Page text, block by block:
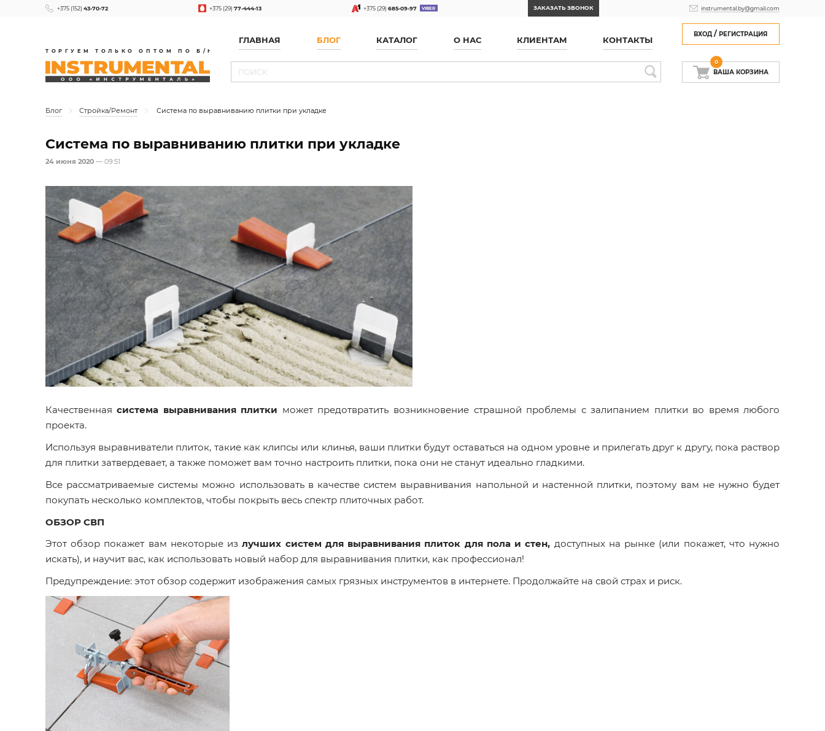
+375 (152) 43-70-72 +375 (29)77-444-13 +375 (29)685-09-97 ЗАКАЗАТЬ ЗВОНОК instrumental.by@gmail.com
ТОРГУЕМ ТОЛЬКО ОПТОМ ПО Б/Н
ГЛАВНАЯ БЛОГ КАТАЛОГ О НАС КЛИЕНТАМ КОНТАКТЫ
ВХОД /РЕГИСТРАЦИЯ
0
ВАША КОРЗИНА
Блог Стройка/Ремонт Система по выравниванию плитки при укладке
Система по выравниванию плитки при укладке
24 июня 2020— 09:51
Качественнаясистема выравнивания плитки может предотвратить возникновение страшной проблемы с залипанием плитки во время любого
проекта.
Используя выравниватели плиток, такие как клипсы или клинья, ваши плитки будут оставаться на одном уровне и прилегать друг к другу, пока раствор
для плитки затвердевает, а также поможет вам точно настроить плитки, пока они не станут идеально гладкими.
Все рассматриваемые системы можно использовать в качестве систем выравнивания напольной и настенной плитки, поэтому вам не нужно будет
покупать несколько комплектов, чтобы покрыть весь спектр плиточных работ.
ОБЗОР СВП
Этот обзор покажет вам некоторые излучших систем для выравнивания плиток для пола и стен, доступных на рынке (или покажет, что нужно
искать), и научит вас, как использовать новый набор для выравнивания плитки, как профессионал!
Предупреждение: этот обзор содержит изображения самых грязных инструментов в интернете. Продолжайте на свой страх и риск.